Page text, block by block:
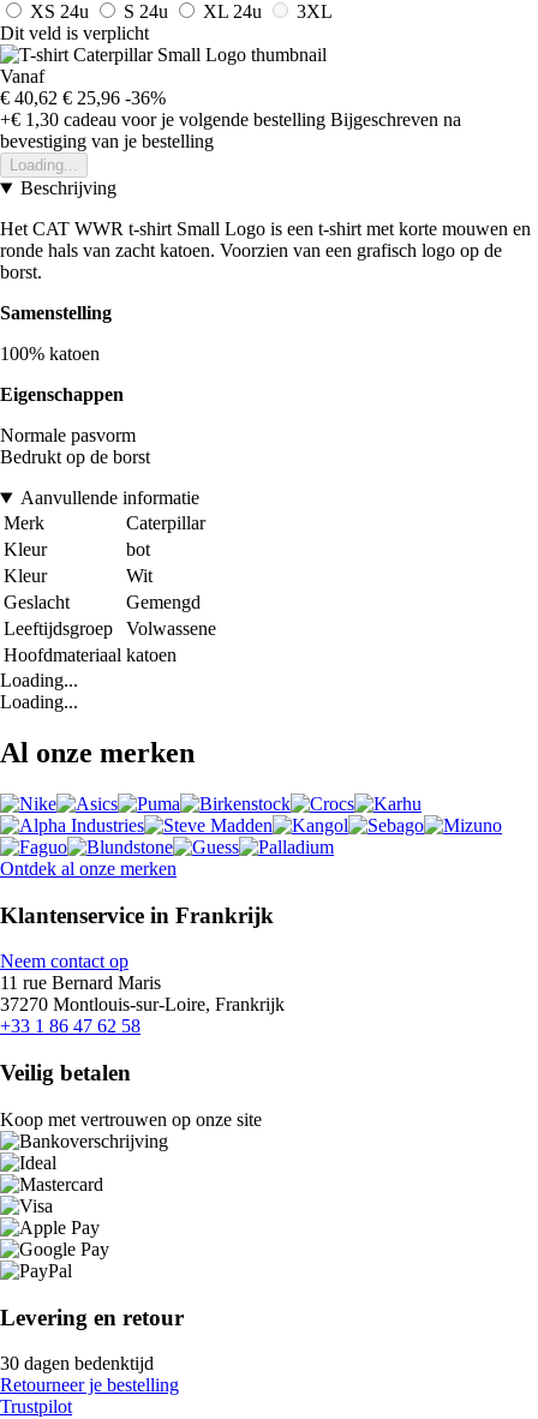
XS 24u S 24u XL 24u
3XL
Dit veld is verplicht
Vanaf
€ 40,62 € 25,96 -36%
+€ 1,30 cadeau voor je volgende bestelling Bijgeschreven na
bevestiging van je bestelling
Loading...
Beschrijving
Het CAT WWR t-shirt Small Logo is een t-shirt met korte mouwen en
ronde hals van zacht katoen. Voorzien van een grafisch logo op de
borst.
Samenstelling
100% katoen
Eigenschappen
Normale pasvorm
Bedrukt op de borst
Aanvullende informatie
Merk
Caterpillar
Kleur
bot
Kleur
Wit
Geslacht
Gemengd
Leeftijdsgroep
Volwassene
Hoofdmateriaal katoen
Loading...
Loading...
Al onze merken
Ontdek al onze merken
Klantenservice in Frankrijk
Neem contact op
11 rue Bernard Maris
37270 Montlouis-sur-Loire, Frankrijk
+33 1 86 47 62 58
Veilig betalen
Koop met vertrouwen op onze site
Levering en retour
30 dagen bedenktijd
Retourneer je bestelling
Trustpilot